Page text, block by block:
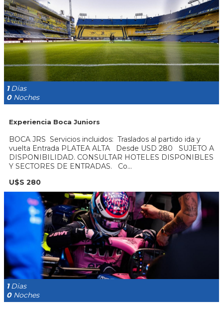
1Dias
0Noches
Experiencia Boca Juniors
BOCA JRS Servicios incluidos: Traslados al partido ida y
vuelta Entrada PLATEA ALTA Desde USD 280 SUJETO A
DISPONIBILIDAD. CONSULTAR HOTELES DISPONIBLES
Y SECTORES DE ENTRADAS. Co...
U$S 280
1Dias
0Noches